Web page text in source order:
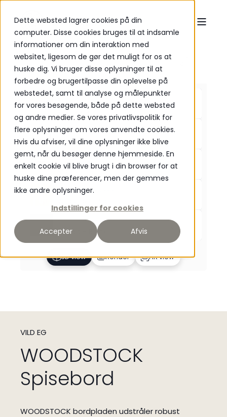
Dette websted lagrer cookies på din
computer. Disse cookies bruges til at indsamle
informationer om din interaktion med
websitet, ligesom de gør det muligt for os at
huske dig. Vi bruger disse oplysninger til at
forbedre og brugertilpasse din oplevelse på
webstedet, samt til analyse og målepunkter
for vores besøgende, både på dette websted
og andre medier. Se vores privatlivspolitik for
flere oplysninger om vores anvendte cookies.
Hvis du afviser, vil dine oplysninger ikke blive
gemt, når du besøger denne hjemmeside. En
enkelt cookie vil blive brugt i din browser for at
huske dine præferencer, men der gemmes
ikke andre oplysninger.
Indstillinger for cookies
Accepter Afvis
Edge profile
Standard
Length
180cm
Legs type selection
Madison
Material tabletop
Material - Metal
Metals - Black
3D view Render AR view
VILD EG
WOODSTOCK
Spisebord
WOODSTOCK bordpladen udstråler robust